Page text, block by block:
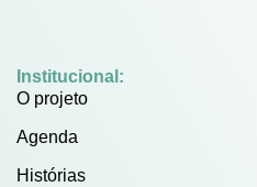
Institucional:
O projeto
Agenda
Histórias